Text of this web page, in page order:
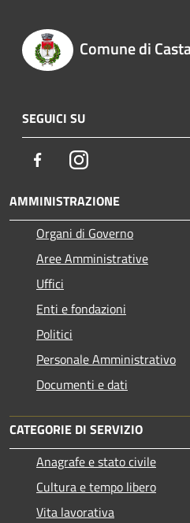
Comune di
SEGUICI SU
FacebookInstagram
AMMINISTRAZIONE
Organi di Governo
Aree Amministrative
Uffici
Enti e fondazioni
Politici
Personale Amministrativo
Documenti e dati
CATEGORIE DI SERVIZIO
Anagrafe e stato civile
Cultura e tempo libero
Vita lavorativa